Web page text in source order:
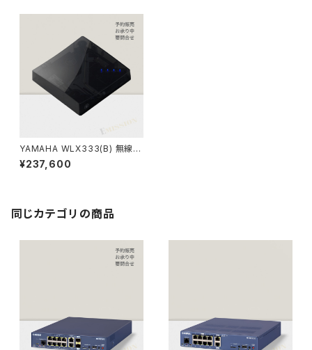
YAMAHA WLX333(B) 無線L
ANアクセスポイント ブラック
（ヤマハ）
¥237,600
同じカテゴリの商品